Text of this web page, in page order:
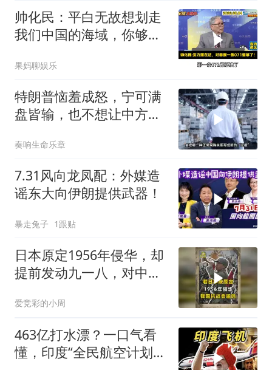
帅化民：平白无故想划走
我们中国的海域，你够格
果妈聊娱乐
特朗普恼羞成怒，宁可满
盘皆输，也不想让中方供
奏响生命乐章
7.31风向龙凤配：外媒造
谣东大向伊朗提供武器！
暴走兔子 1跟贴
日本原定1956年侵华，却
提前发动九一八，对中国
爱竞彩的小周
463亿打水漂？一口气看
懂，印度“全民航空计划”